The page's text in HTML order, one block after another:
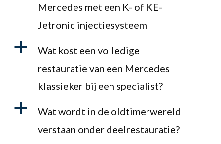
Mercedes met een K- of KE-
Jetronic injectiesysteem
a
Wat kost een volledige
restauratie van een Mercedes
klassieker bij een specialist?
a
Wat wordt in de oldtimerwereld
verstaan onder deelrestauratie?